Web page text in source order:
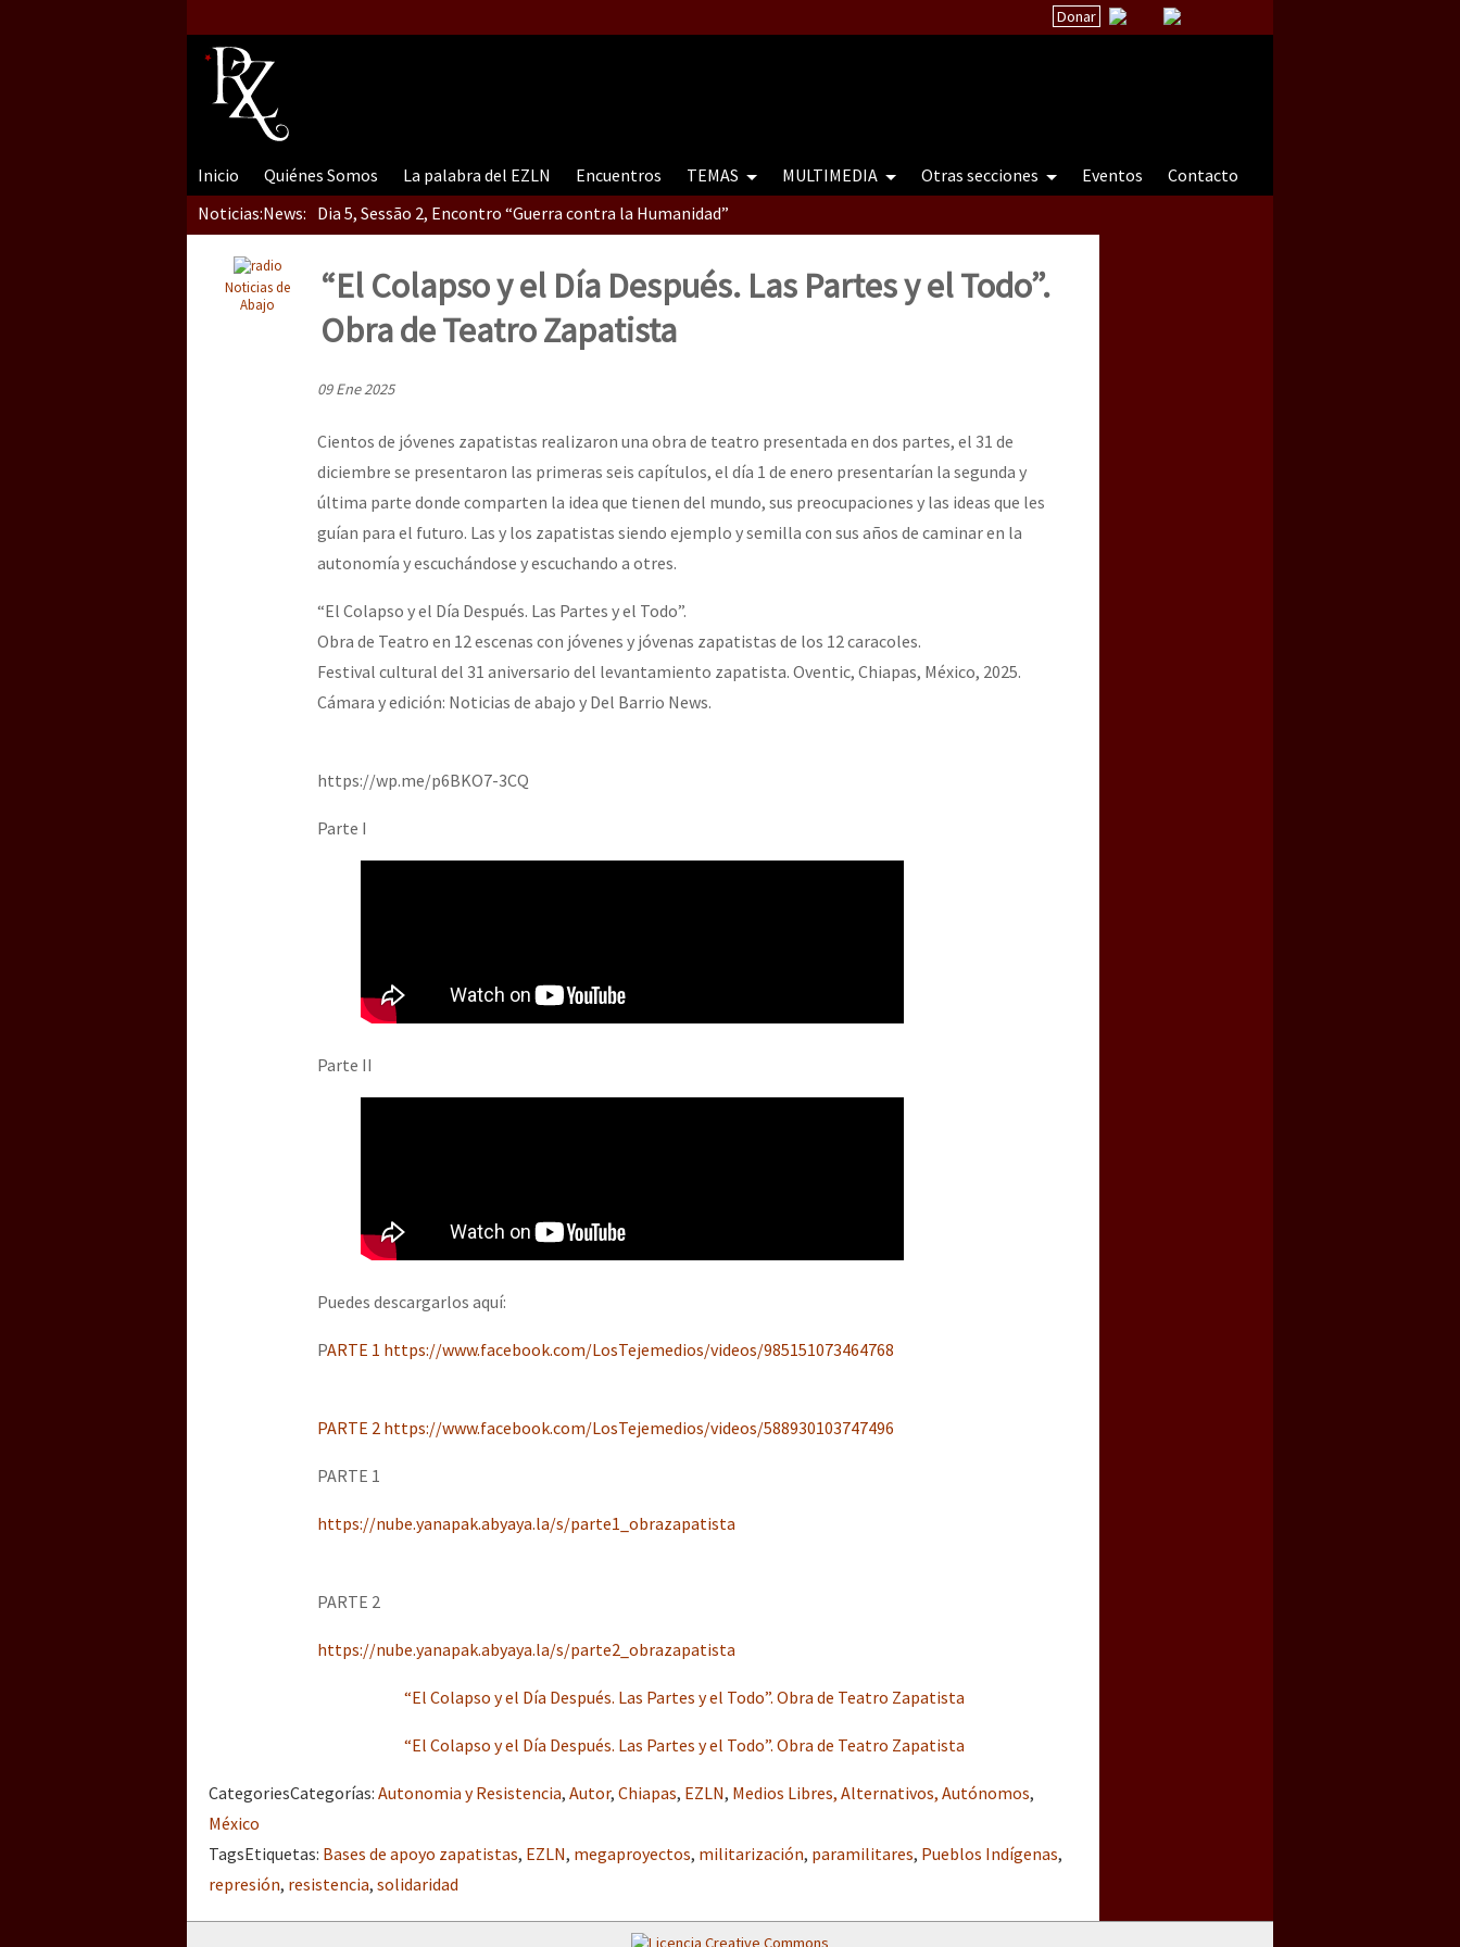
Donar
Inicio Quiénes Somos La palabra del EZLN Encuentros TEMAS MULTIMEDIA Otras secciones Eventos
Contacto
Noticias:News: Dia 5, Sessão 2, Encontro “Guerra contra la Humanidad”
Dia 5, sessão 1, do Encontro “Guerra contra a Humanidade”(As populações e a natureza e a natureza sob cerco)
Dia 4 – Encontro “Guerra contra a Humanidade” (As populações e a natureza sob cerco)
Dia 3 do Encontro “Guerra contra a Humanidade”
Dia 1: Encontro “Guerra contra a Humanidade”
“Sonhando a Terra do Bem Virá” se publica no Estado Espanhol
Noticias de
Abajo
“El Colapso y el Día Después. Las Partes y el Todo”.
Obra de Teatro Zapatista
09 Ene 2025
Cientos de jóvenes zapatistas realizaron una obra de teatro presentada en dos partes, el 31 de
diciembre se presentaron las primeras seis capítulos, el día 1 de enero presentarían la segunda y
última parte donde comparten la idea que tienen del mundo, sus preocupaciones y las ideas que les
guían para el futuro. Las y los zapatistas siendo ejemplo y semilla con sus años de caminar en la
autonomía y escuchándose y escuchando a otres.
“El Colapso y el Día Después. Las Partes y el Todo”.
Obra de Teatro en 12 escenas con jóvenes y jóvenas zapatistas de los 12 caracoles.
Festival cultural del 31 aniversario del levantamiento zapatista. Oventic, Chiapas, México, 2025.
Cámara y edición: Noticias de abajo y Del Barrio News.
https://wp.me/p6BKO7-3CQ
Parte I
Parte II
Puedes descargarlos aquí:
PARTE 1 https://www.facebook.com/LosTejemedios/videos/985151073464768
PARTE 2 https://www.facebook.com/LosTejemedios/videos/588930103747496
PARTE 1
https://nube.yanapak.abyaya.la/s/parte1_obrazapatista
PARTE 2
https://nube.yanapak.abyaya.la/s/parte2_obrazapatista
“El Colapso y el Día Después. Las Partes y el Todo”. Obra de Teatro Zapatista
“El Colapso y el Día Después. Las Partes y el Todo”. Obra de Teatro Zapatista
CategoriesCategorías: Autonomia y Resistencia, Autor, Chiapas, EZLN, Medios Libres, Alternativos, Autónomos,
México
TagsEtiquetas: Bases de apoyo zapatistas, EZLN, megaproyectos, militarización, paramilitares, Pueblos Indígenas,
represión, resistencia, solidaridad